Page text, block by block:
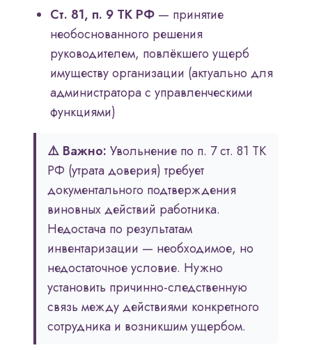
Ст. 81, п. 9 ТК РФ — принятие
необоснованного решения
руководителем, повлёкшего ущерб
имуществу организации (актуально для
администратора с управленческими
функциями)
⚠️ Важно: Увольнение по п. 7 ст. 81 ТК
РФ (утрата доверия) требует
документального подтверждения
виновных действий работника.
Недостача по результатам
инвентаризации — необходимое, но
недостаточное условие. Нужно
установить причинно-следственную
связь между действиями конкретного
сотрудника и возникшим ущербом.